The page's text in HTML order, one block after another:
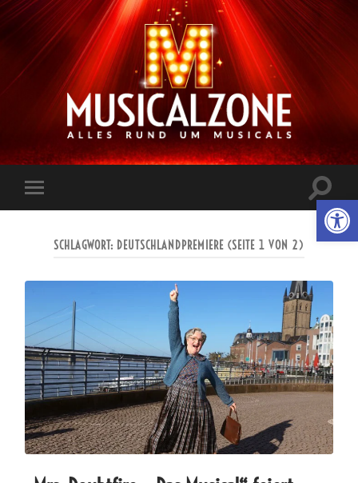
Musicalzone.de
Mobile-
Menü
ein-/
SCHLAGWORT: DEUTSCHLANDPREMIERE (SEITE 1 VON 2)